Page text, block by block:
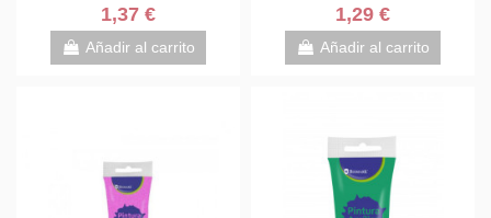
1,37 €
Añadir al carrito
1,29 €
Añadir al carrito